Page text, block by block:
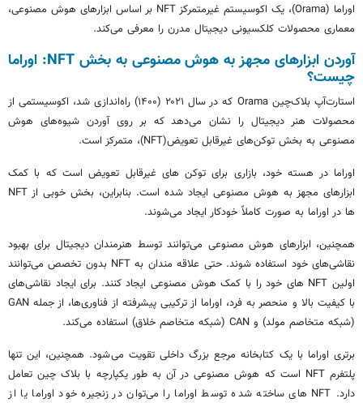
اوراما (Orama)، یک اکوسیستم غیرمتمرکز NFT بر اساس ابزارهای هوش مصنوعی،
معماری محصولات کلکسیونی دیجیتال مدرن را معرفی می‌کند.
آوردن ابزارهای مجهز به هوش مصنوعی به بخش NFT: اوراما
چیست؟
استارت‌آپ بلاک‌چین Orama که در سال ۲۰۲۱ (۱۴۰۰) راه‌اندازی شد، اکوسیستمی از
محصولات هنر دیجیتال را نشان می‌دهد که بر روی آوردن شیوه‌های هوش
مصنوعی به بخش توکن‌های غیرقابل تعویض(NFT)، متمرکز است.
اوراما در هسته خود، بازاری برای توکن های غیرقابل تعویض است که با کمک
ابزارهای مجهز به هوش مصنوعی ایجاد شده است. بنابراین، بخش خوبی از NFT
ها در اوراما به صورت کاملاً خودکار ایجاد می‌شوند.
همچنین، ابزارهای هوش مصنوعی می‌توانند توسط هنرمندان دیجیتال برای بهبود
نقاشی‌های خود استفاده شوند. حتی علاقه مندان به NFT بدون تخصص می‌توانند
اولین NFT های خود را با کمک هوش مصنوعی ایجاد کنند. برای ایجاد نقاشی‌های
با کیفیت بالا و منحصر به فرد، اوراما از ترکیبی پیشرفته از فناوری‌ها، از جمله GAN
(شبکه متخاصم مولد) و CAN (شبکه متخاصم خلاق) استفاده می‌کند.
برتری اوراما با یک کتابخانه مرجع بزرگ داخلی تقویت می‌شود. همچنین، این تنها
پلتفرم NFT است که هوش مصنوعی در آن به طور یکپارچه با بلاک چین تعامل
دارد. NFT های ساخته شده توسط اوراما را می‌توان در زنجیره خود اوراما یا از